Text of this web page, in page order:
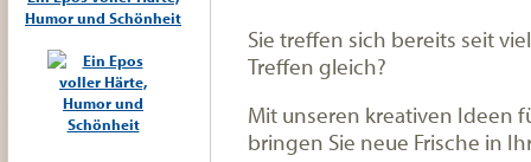
Sie treffen sich bereits seit
Treffen gleich?
Mit unseren kreativen Ideen
bringen Sie neue Frische in
Humor und Schönheit